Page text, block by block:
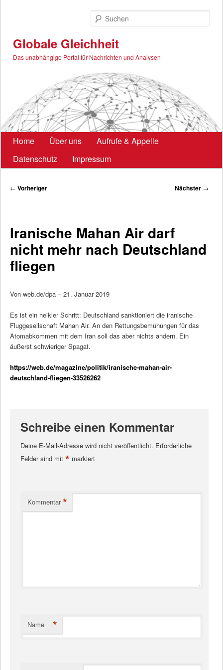
Globale Gleichheit
Das unabhängige Portal für Nachrichten und Analysen
Hauptmenü
Home Über uns
Aufrufe & Appelle
Datenschutz
Impressum
Beitragsnavigation
← Vorheriger Nächster →
Iranische Mahan Air darf
nicht mehr nach Deutschland
fliegen
Von web.de/dpa – 21. Januar 2019
Es ist ein heikler Schritt: Deutschland sanktioniert die iranische
Fluggesellschaft Mahan Air. An den Rettungsbemühungen für das
Atomabkommen mit dem Iran soll das aber nichts ändern. Ein
äußerst schwieriger Spagat.
https://web.de/magazine/politik/iranische-mahan-air-
deutschland-fliegen-33526262
Schreibe einen Kommentar
Deine E-Mail-Adresse wird nicht veröffentlicht. Erforderliche
Felder sind mit * markiert
Kommentar *
Name *